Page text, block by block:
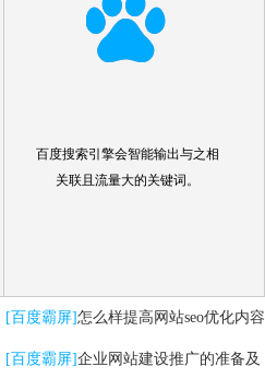
百度搜索引擎会智能输出与之相
关联且流量大的关键词。
[百度霸屏]怎么样提高网站seo优化内容
[百度霸屏]企业网站建设推广的准备及